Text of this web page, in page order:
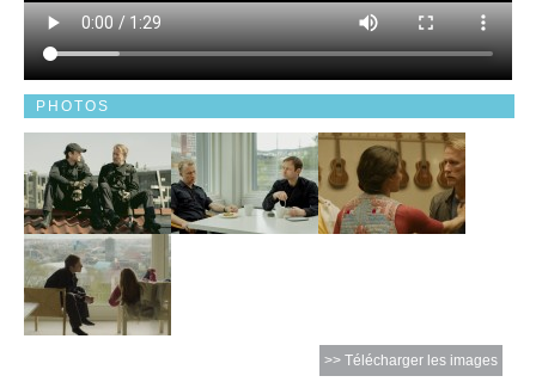
PHOTOS
>> Télécharger les images